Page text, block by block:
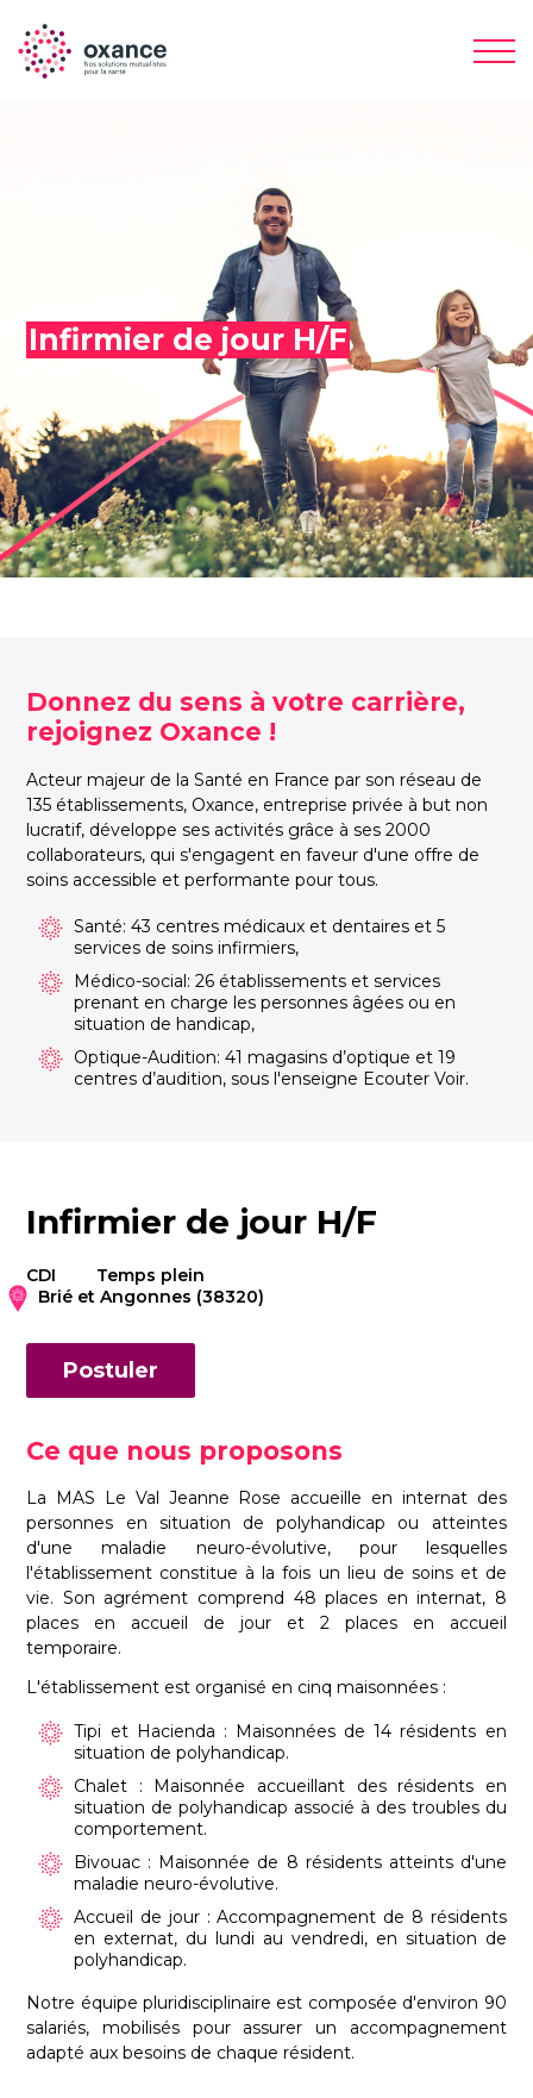
Infirmier de jour H/F
Donnez du sens à votre carrière,
rejoignez Oxance !
Acteur majeur de la Santé en France par son réseau de
135 établissements, Oxance, entreprise privée à but non
lucratif, développe ses activités grâce à ses 2000
collaborateurs, qui s'engagent en faveur d'une offre de
soins accessible et performante pour tous.
Santé: 43 centres médicaux et dentaires et 5
services de soins infirmiers,
Médico-social: 26 établissements et services
prenant en charge les personnes âgées ou en
situation de handicap,
Optique-Audition: 41 magasins d’optique et 19
centres d’audition, sous l'enseigne Ecouter Voir.
Infirmier de jour H/F
CDI
Temps plein
Brié et Angonnes (38320)
Postuler
Ce que nous proposons
La MAS Le Val Jeanne Rose accueille en internat des
personnes en situation de polyhandicap ou atteintes
d'une maladie neuro-évolutive, pour lesquelles
l'établissement constitue à la fois un lieu de soins et de
vie. Son agrément comprend 48 places en internat, 8
places en accueil de jour et 2 places en accueil
temporaire.
L'établissement est organisé en cinq maisonnées :
Tipi et Hacienda : Maisonnées de 14 résidents en
situation de polyhandicap.
Chalet : Maisonnée accueillant des résidents en
situation de polyhandicap associé à des troubles du
comportement.
Bivouac : Maisonnée de 8 résidents atteints d'une
maladie neuro-évolutive.
Accueil de jour : Accompagnement de 8 résidents
en externat, du lundi au vendredi, en situation de
polyhandicap.
Notre équipe pluridisciplinaire est composée d'environ 90
salariés, mobilisés pour assurer un accompagnement
adapté aux besoins de chaque résident.